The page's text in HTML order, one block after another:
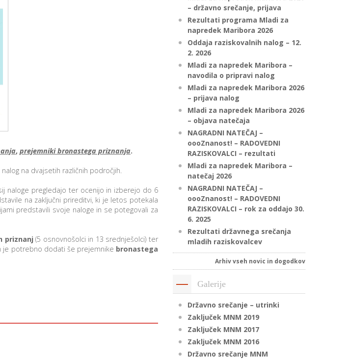
mladostnike
, prejemniki bronastega priznanja.
na dvajsetih različnih področjih.
naloge pregledajo ter ocenijo in izberejo do 6
na zaključni prireditvi, ki je letos potekala
predstavili svoje naloge in se potegovali za
priznanj(5 osnovnošolci in 13 srednješolci) ter
je potrebno dodati še prejemnike bronastega
– državno srečanje, prijava
Rezultati programa Mladi za
napredek Maribora 2026
Oddaja raziskovalnih nalog – 12.
2. 2026
Mladi za napredek Maribora –
navodila o pripravi nalog
Mladi za napredek Maribora 2026
– prijava nalog
Mladi za napredek Maribora 2026
– objava natečaja
NAGRADNI NATEČAJ –
oooZnanost! – RADOVEDNI
RAZISKOVALCI – rezultati
Mladi za napredek Maribora –
natečaj 2026
NAGRADNI NATEČAJ –
oooZnanost! – RADOVEDNI
RAZISKOVALCI – rok za oddajo 30.
6. 2025
Rezultati državnega srečanja
mladih raziskovalcev
Arhiv vseh novic in dogodkov
Galerije
Državno srečanje – utrinki
Zaključek MNM 2019
Zaključek MNM 2017
Zaključek MNM 2016
Državno srečanje MNM